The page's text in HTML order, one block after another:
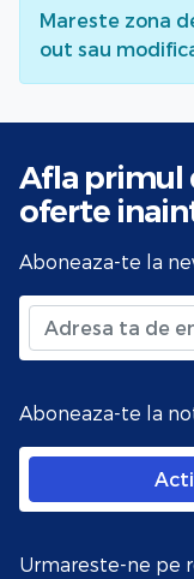
Mareste zona
out sau
Afla primul
oferte
Aboneaza-te la
Aboneaza-te la
Urmareste-ne pe